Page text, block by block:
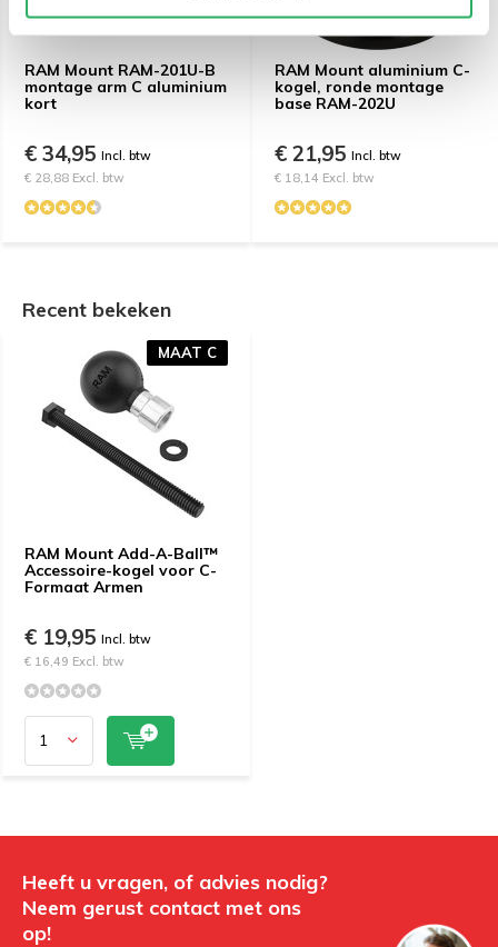
RAM Mount RAM-201U-B
montage arm C aluminium
kort
€ 34,95 Incl. btw
€ 28,88 Excl. btw
RAM Mount aluminium C-
kogel, ronde montage
base RAM-202U
€ 21,95 Incl. btw
€ 18,14 Excl. btw
Recent bekeken
RAM Mount Add-A-Ball™
Accessoire-kogel voor C-
Formaat Armen
MAAT C
€ 19,95 Incl. btw
€ 16,49 Excl. btw
Heeft u vragen, of advies nodig?
Neem gerust contact met ons
op!